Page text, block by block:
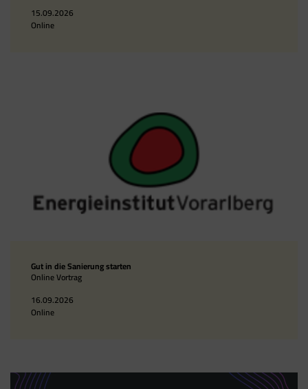
15.09.2026
Online
Gut in die Sanierung starten
Online Vortrag
16.09.2026
Online